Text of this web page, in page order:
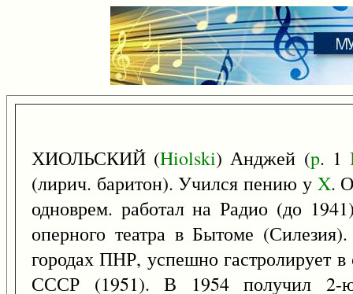
ХИОЛЬСКИЙ (Hiolski) Анджей (p. 1
(лирич. баритон). Учился пению у X.
одноврем. работал на Радио (до
оперного театра в Бытоме
городах ПНР, успешно гастролирует
СССР (1951). В 1954 получил 2-